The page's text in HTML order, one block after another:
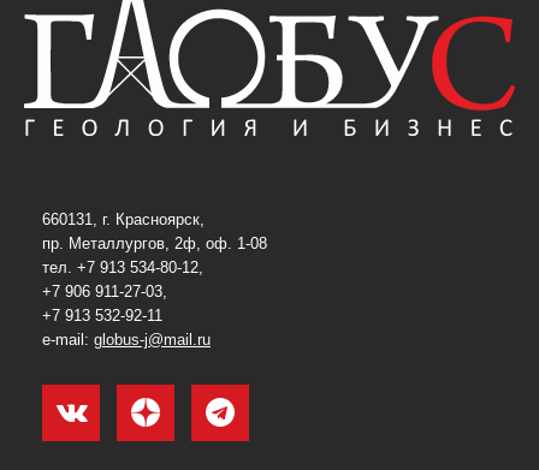
660131, г. Красноярск,
пр. Металлургов, 2ф, оф. 1-08
тел. +7 913 534-80-12,
+7 906 911-27-03,
+7 913 532-92-11
e-mail: globus-j@mail.ru